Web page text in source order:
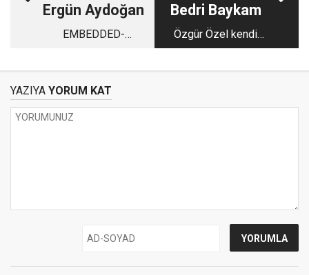
Ergün Aydoğan
EMBEDDED-
BAKIŞ AÇISI
Bedri Baykam
Özgür Özel kendi
limitlerini aşarken...
YAZIYA YORUM KAT